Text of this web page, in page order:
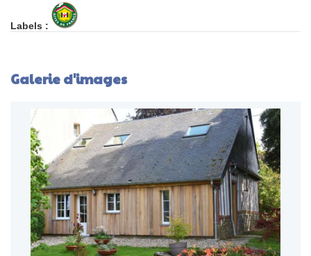
Labels :
Galerie d'images